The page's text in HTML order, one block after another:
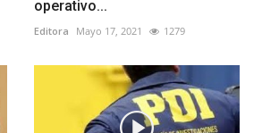
operativo...
Editora Mayo 17, 2021 1279